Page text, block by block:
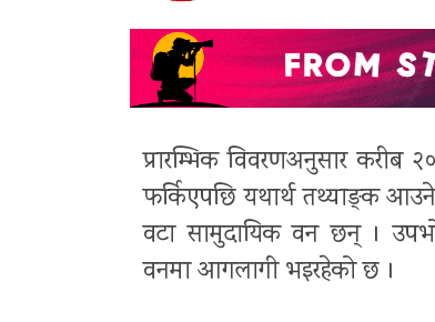
प्रारम्भिक विवरणअनुसार
फर्किएपछि यथार्थ तथ्याङ्क
वटा सामुदायिक वन छन् ।
वनमा आगलागी भइरहेको छ ।